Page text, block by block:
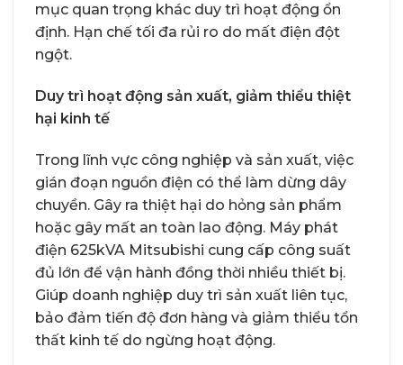
mục quan trọng khác duy trì hoạt động ổn
định. Hạn chế tối đa rủi ro do mất điện đột
ngột.
Duy trì hoạt động sản xuất, giảm thiểu thiệt
hại kinh tế
Trong lĩnh vực công nghiệp và sản xuất, việc
gián đoạn nguồn điện có thể làm dừng dây
chuyền. Gây ra thiệt hại do hỏng sản phẩm
hoặc gây mất an toàn lao động. Máy phát
điện 625kVA Mitsubishi cung cấp công suất
đủ lớn để vận hành đồng thời nhiều thiết bị.
Giúp doanh nghiệp duy trì sản xuất liên tục,
bảo đảm tiến độ đơn hàng và giảm thiểu tổn
thất kinh tế do ngừng hoạt động.